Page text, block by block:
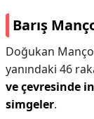
Barış
Doğukan
yanındaki 46
ve çevresinde
simgeler.